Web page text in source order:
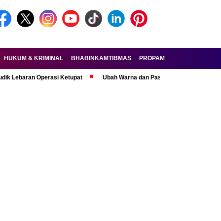
HUKUM & KRIMINAL BHABINKAMTIBMAS PROPAM
Operasi Ketupat Ubah Warna dan Pasang Pelat Palsu, Pelaku